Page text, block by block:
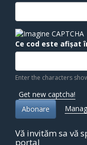
Ce cod este afișat
Enter the characters
Get new captcha!
Abonare
Vă invităm sa vă
portal